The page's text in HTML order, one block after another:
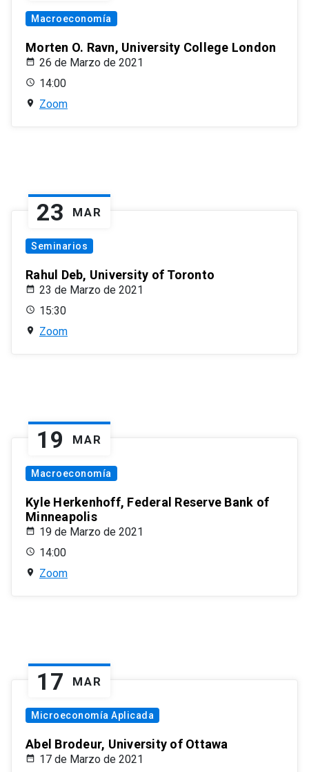
Macroeconomía
Morten O. Ravn, University College London
26 de Marzo de 2021
14:00
Zoom
23 MAR
Seminarios
Rahul Deb, University of Toronto
23 de Marzo de 2021
15:30
Zoom
19 MAR
Macroeconomía
Kyle Herkenhoff, Federal Reserve Bank of
Minneapolis
19 de Marzo de 2021
14:00
Zoom
17 MAR
Microeconomía Aplicada
Abel Brodeur, University of Ottawa
17 de Marzo de 2021